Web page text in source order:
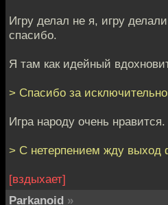
Игру делал не я, игру
спасибо.
Я там как идейный
> Спасибо за
Игра народу очень нравится.
> С нетерпением жду выход
[вздыхает]
Parkanoid »